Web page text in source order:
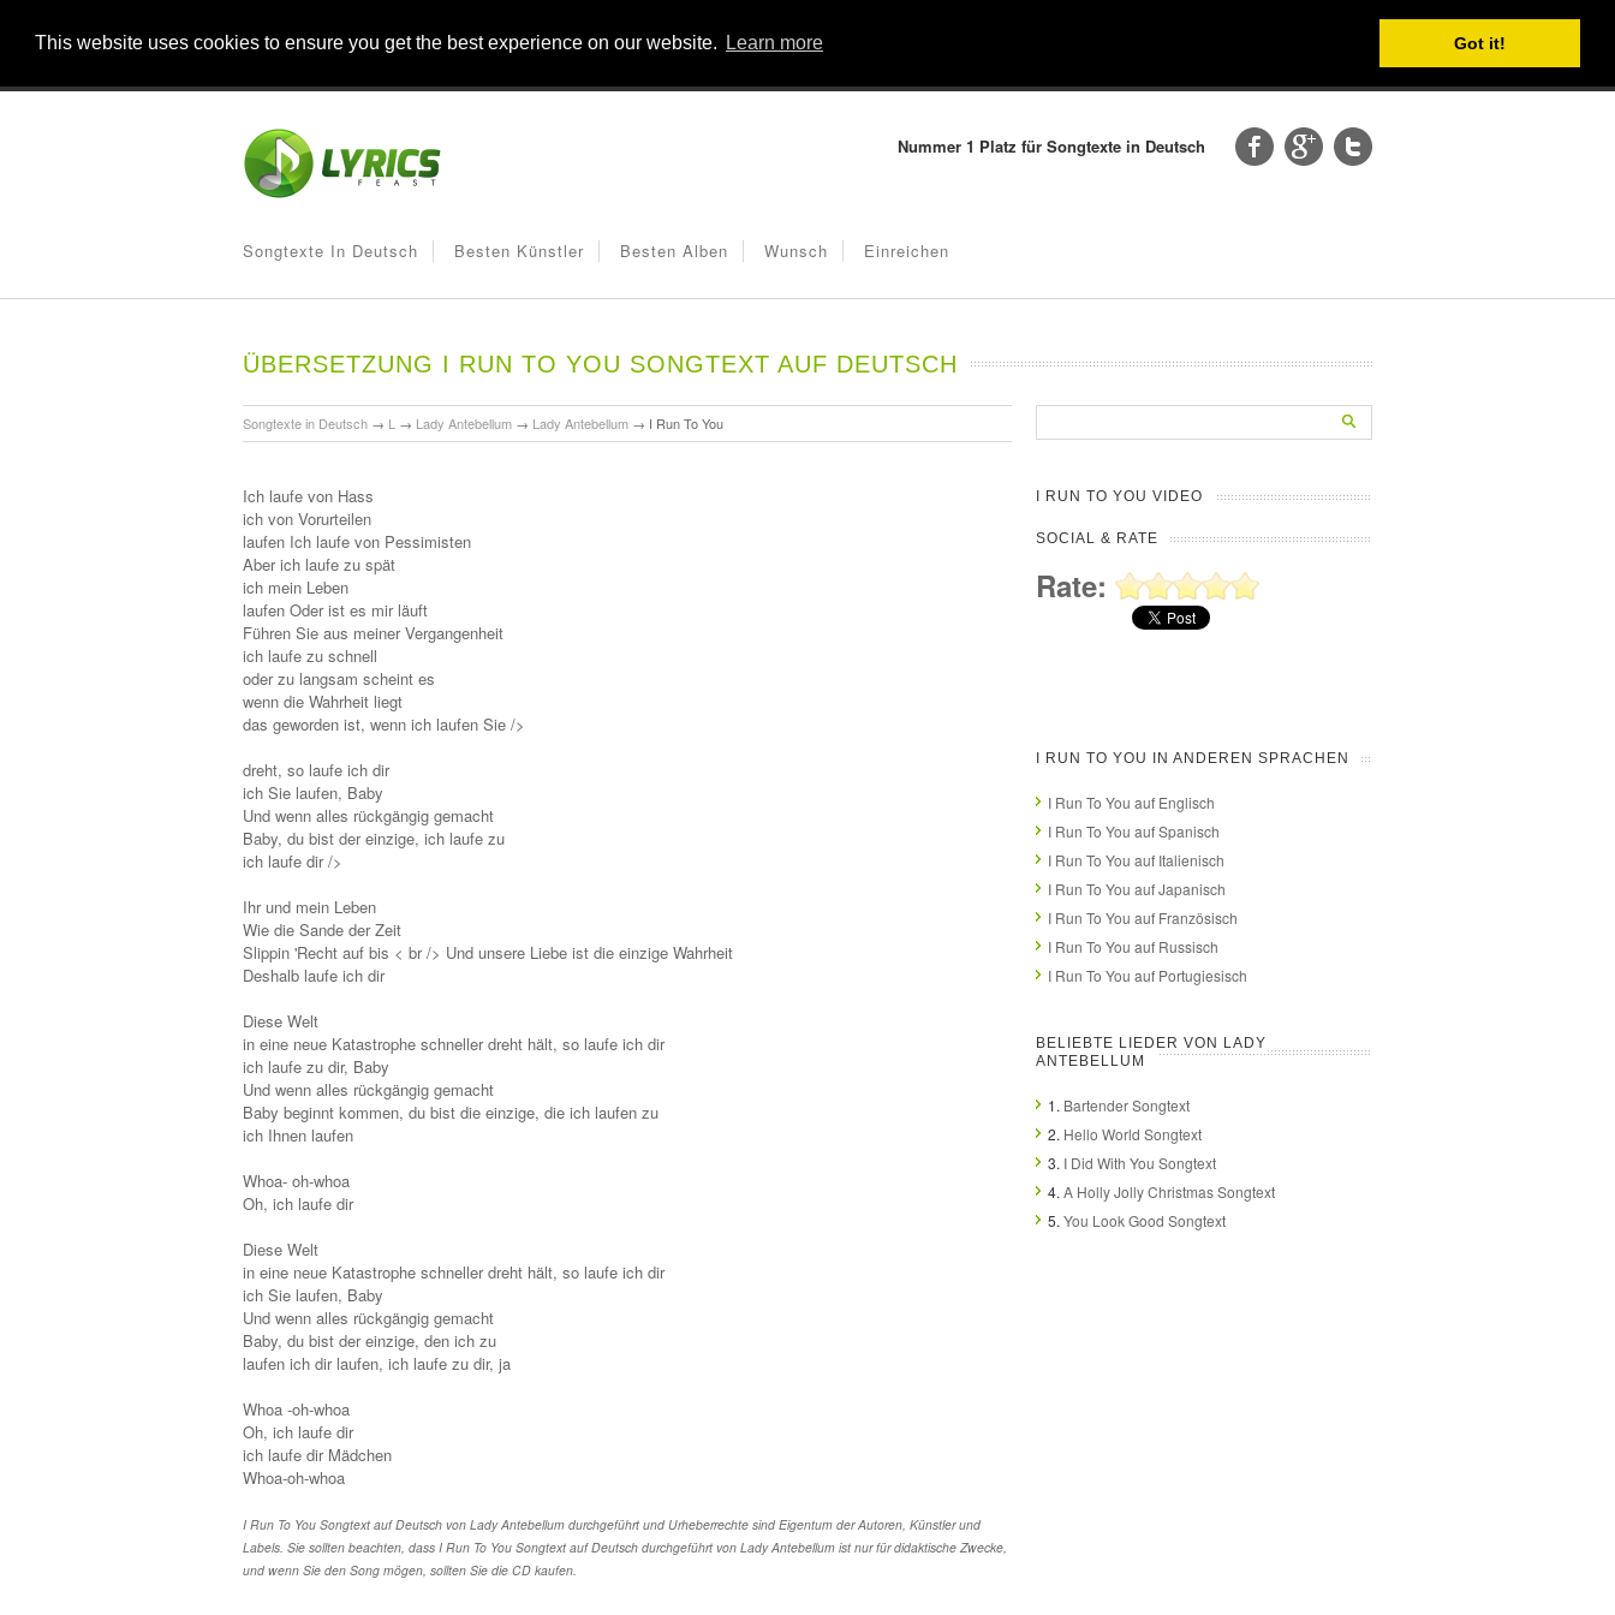
This website uses cookies to ensure you get the best experience on our website. Learn more Got it!
Nummer 1 Platz für Songtexte in Deutsch
Songtexte In Deutsch Besten Künstler Besten Alben Wunsch Einreichen
ÜBERSETZUNG I RUN TO YOU SONGTEXT AUF DEUTSCH
Songtexte in Deutsch → L → Lady Antebellum → Lady Antebellum → I Run To You
Ich laufe von Hass
ich von Vorurteilen
laufen Ich laufe von Pessimisten
Aber ich laufe zu spät
ich mein Leben
laufen Oder ist es mir läuft
Führen Sie aus meiner Vergangenheit
ich laufe zu schnell
oder zu langsam scheint es
wenn die Wahrheit liegt
das geworden ist, wenn ich laufen Sie />
dreht, so laufe ich dir
ich Sie laufen, Baby
Und wenn alles rückgängig gemacht
Baby, du bist der einzige, ich laufe zu
ich laufe dir />
Ihr und mein Leben
Wie die Sande der Zeit
Slippin 'Recht auf bis < br /> Und unsere Liebe ist die einzige Wahrheit
Deshalb laufe ich dir
Diese Welt
in eine neue Katastrophe schneller dreht hält, so laufe ich dir
ich laufe zu dir, Baby
Und wenn alles rückgängig gemacht
Baby beginnt kommen, du bist die einzige, die ich laufen zu
ich Ihnen laufen
Whoa- oh-whoa
Oh, ich laufe dir
Diese Welt
in eine neue Katastrophe schneller dreht hält, so laufe ich dir
ich Sie laufen, Baby
Und wenn alles rückgängig gemacht
Baby, du bist der einzige, den ich zu
laufen ich dir laufen, ich laufe zu dir, ja
Whoa -oh-whoa
Oh, ich laufe dir
ich laufe dir Mädchen
Whoa-oh-whoa
I Run To You Songtext auf Deutsch von Lady Antebellum durchgeführt und Urheberrechte sind Eigentum der Autoren, Künstler und
Labels. Sie sollten beachten, dass I Run To You Songtext auf Deutsch durchgeführt von Lady Antebellum ist nur für didaktische Zwecke,
und wenn Sie den Song mögen, sollten Sie die CD kaufen.
I RUN TO YOU VIDEO
SOCIAL & RATE
Rate:
I RUN TO YOU IN ANDEREN SPRACHEN
I Run To You auf Englisch
I Run To You auf Spanisch
I Run To You auf Italienisch
I Run To You auf Japanisch
I Run To You auf Französisch
I Run To You auf Russisch
I Run To You auf Portugiesisch
BELIEBTE LIEDER VON LADY
ANTEBELLUM
1. Bartender Songtext
2. Hello World Songtext
3. I Did With You Songtext
4. A Holly Jolly Christmas Songtext
5. You Look Good Songtext